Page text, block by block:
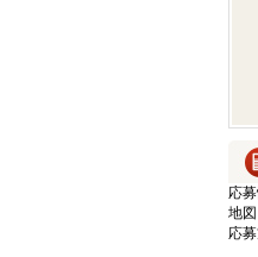
応
地図
応